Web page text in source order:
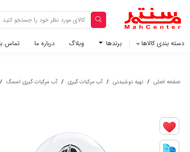
دسته بندی کالاها برندها وبلاگ‌ درباره ما تماس
صفحه اصلی / تهیه نوشیدنی / آب مرکبات گيری / آب مرکبات گیری اسمگ /